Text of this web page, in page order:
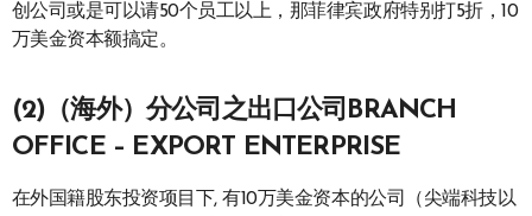
创公司或是可以请50个员工以上，那菲律宾政府特别打5折，10
万美金资本额搞定。
(2)（海外）分公司之出口公司BRANCH
OFFICE – EXPORT ENTERPRISE
在外国籍股东投资项目下, 有10万美金资本的公司（尖端科技以